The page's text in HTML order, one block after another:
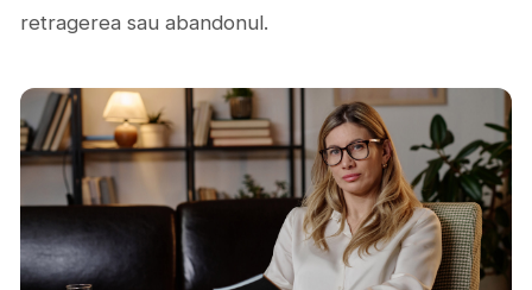
retragerea sau abandonul.